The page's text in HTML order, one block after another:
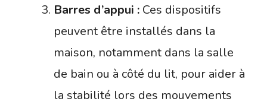
Barres d’appui : Ces dispositifs
peuvent être installés dans la
maison, notamment dans la salle
de bain ou à côté du lit, pour aider à
la stabilité lors des mouvements